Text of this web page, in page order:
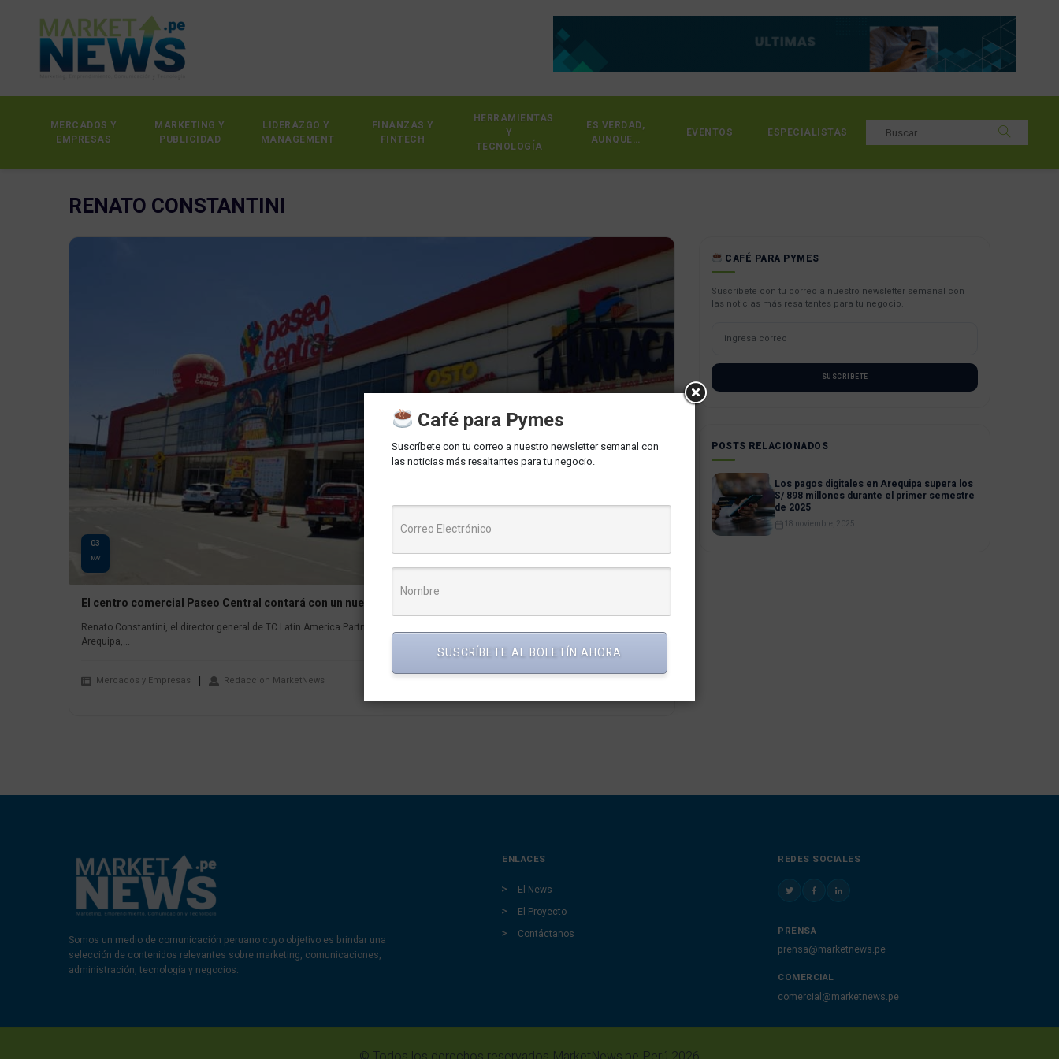
MERCADOS Y
EMPRESAS
MARKETING Y
PUBLICIDAD
LIDERAZGO Y
MANAGEMENT
FINANZAS Y
FINTECH
HERRAMIENTAS
Y
TECNOLOGÍA
ES VERDAD,
AUNQUE…
EVENTOS ESPECIALISTAS
RENATO CONSTANTINI
03
MAY
El centro comercial Paseo Central contará con un nuevo supermercado y una discoteca
Renato Constantini, el director general de TC Latin America Partners, la empresa propietaria del centro comercial Paseo Central en
Arequipa,...
Mercados y Empresas Redaccion MarketNews
CAFÉ PARA PYMES
Suscríbete con tu correo a nuestro newsletter semanal con
las noticias más resaltantes para tu negocio.
SUSCRÍBETE
POSTS RELACIONADOS
Los pagos digitales en Arequipa supera los
S/ 898 millones durante el primer semestre
de 2025
18 noviembre, 2025
Somos un medio de comunicación peruano cuyo objetivo es brindar una
selección de contenidos relevantes sobre marketing, comunicaciones,
administración, tecnología y negocios.
ENLACES
El News
El Proyecto
Contáctanos
REDES SOCIALES
PRENSA
prensa@marketnews.pe
COMERCIAL
comercial@marketnews.pe
Café para Pymes
Suscríbete con tu correo a nuestro newsletter semanal con
las noticias más resaltantes para tu negocio.
SUSCRÍBETE AL BOLETÍN AHORA